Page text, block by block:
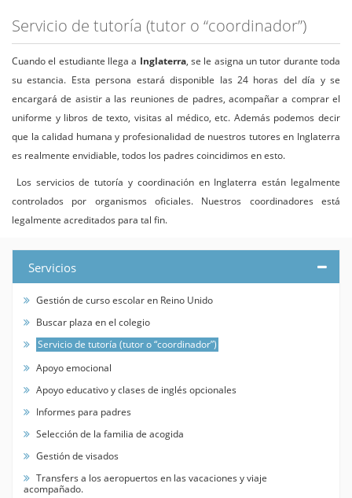
Servicio de tutoría (tutor o “coordinador”)
Cuando el estudiante llega a Inglaterra, se le asigna un tutor durante toda
su estancia. Esta persona estará disponible las 24 horas del día y se
encargará de asistir a las reuniones de padres, acompañar a comprar el
uniforme y libros de texto, visitas al médico, etc. Además podemos decir
que la calidad humana y profesionalidad de nuestros tutores en Inglaterra
es realmente envidiable, todos los padres coincidimos en esto.
Los servicios de tutoría y coordinación en Inglaterra están legalmente
controlados por organismos oficiales. Nuestros coordinadores está
legalmente acreditados para tal fin.
Servicios
Gestión de curso escolar en Reino Unido
Buscar plaza en el colegio
Servicio de tutoría (tutor o “coordinador”)
Apoyo emocional
Apoyo educativo y clases de inglés opcionales
Informes para padres
Selección de la familia de acogida
Gestión de visados
Transfers a los aeropuertos en las vacaciones y viaje
acompañado.